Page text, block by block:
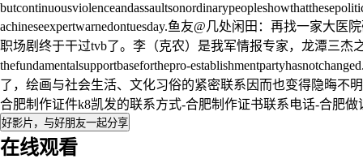
achineseexpertwarnedontuesday.鱼友@几处闲田：再找一家大
职场剧终于干过tvb了。李（克农）是我军情报专家，龙潭三杰
thefundamentalsupportbaseforthepro-
了，绘画与社会生活、文化习俗的紧密联系因而也变得隐晦不明
合肥制作证件k8凯发的联系方式-合肥制作证书联系电话-合肥做
好影片，与好朋友一起分享
在线观看